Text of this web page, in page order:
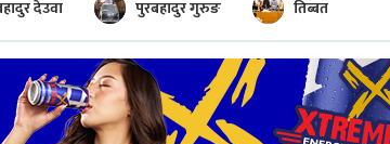
देउवा पुरबहादुर गुरुङ तिब्बत